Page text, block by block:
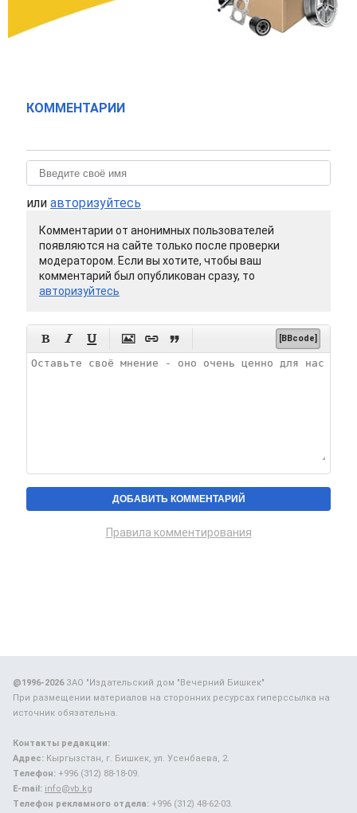
КОММЕНТАРИИ
или авторизуйтесь
Комментарии от анонимных пользователей
появляются на сайте только после проверки
модератором. Если вы хотите, чтобы ваш
комментарий был опубликован сразу, то
авторизуйтесь
      [BBcode]
Правила комментирования
@1996-2026ЗАО "Издательский дом "Вечерний Бишкек"
При размещении материалов на сторонних ресурсах гиперссылка на
источник обязательна.
Контакты редакции:
Адрес: Кыргызстан, г. Бишкек, ул. Усенбаева, 2.
Телефон: +996 (312) 88-18-09.
E-mail: info@vb.kg
Телефон рекламного отдела: +996 (312) 48-62-03.